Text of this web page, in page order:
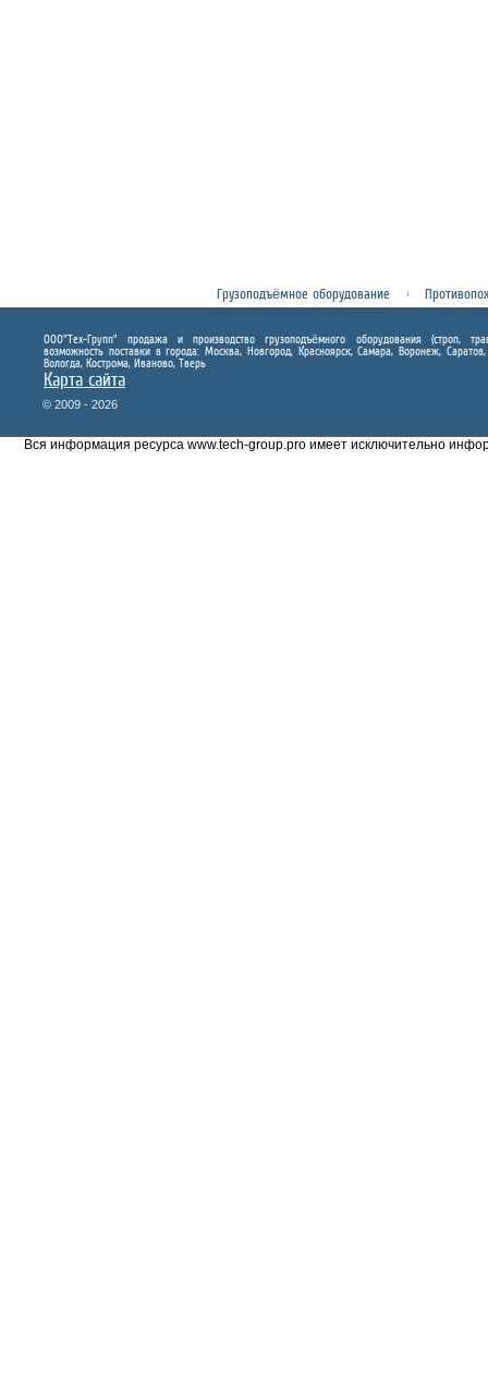
Грузоподъёмное оборудование
ООО"Тех-Групп" продажа и производство грузоподъёмного оборудования (строп,
возможность поставки в города: Москва, Новгород, Красноярск, Самара, Воронеж,
Вологда, Кострома, Иваново, Тверь
Карта сайта
© 2009 - 2026
Вся информация ресурса www.tech-group.pro имеет исключительно